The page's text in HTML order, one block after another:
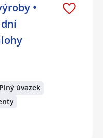
•
Plný úvazek